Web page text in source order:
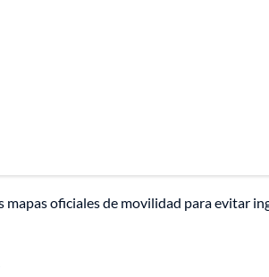
mapas oficiales de movilidad para evitar